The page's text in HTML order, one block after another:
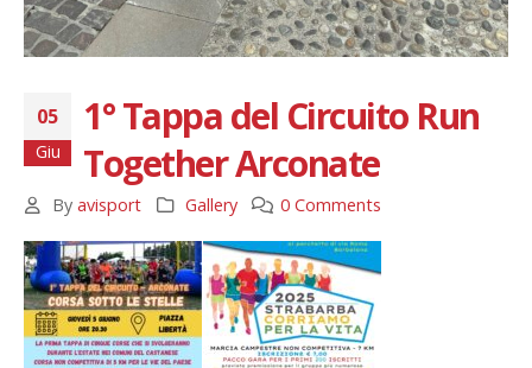
05
Giu
1° Tappa del Circuito Run
Together Arconate
By avisport Gallery 0 Comments